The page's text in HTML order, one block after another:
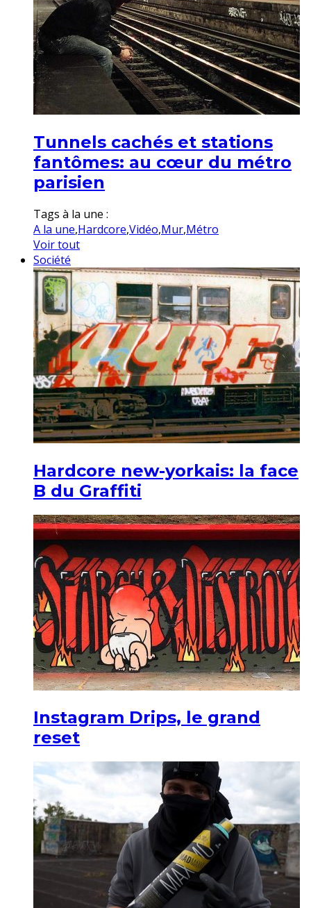
Tunnels cachés et stations
fantômes: au cœur du métro
parisien
Tags à la une :
A la une,Hardcore,Vidéo,Mur,Métro
Voir tout
Société
Hardcore new-yorkais: la face
B du Graffiti
Instagram Drips, le grand
reset